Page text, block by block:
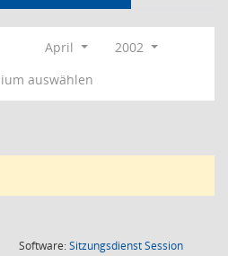
April
2002
auswählen
Software:SitzungsdienstSession(Wird in